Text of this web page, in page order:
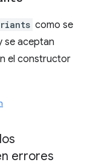
como se
se aceptan
el constructor
errores